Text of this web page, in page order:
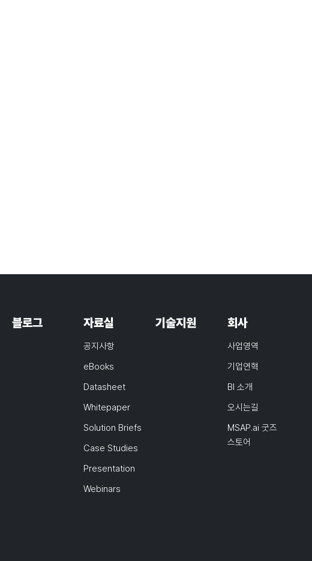
블로그 자료실
공지사항
eBooks
Datasheet
Whitepaper
Solution Briefs
Case Studies
Presentation
Webinars
기술지원 회사
사업영역
기업연혁
BI 소개
오시는길
MSAP.ai 굿즈
스토어